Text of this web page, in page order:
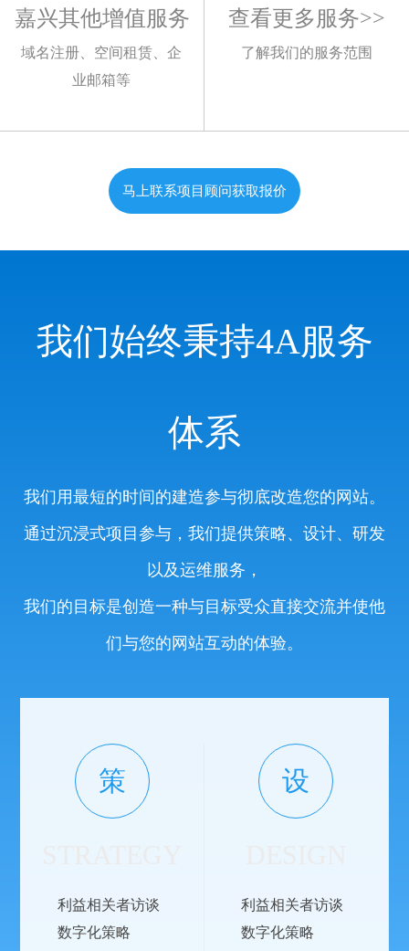
嘉兴其他增值服务
域名注册、空间租赁、企
业邮箱等
查看更多服务>>
了解我们的服务范围
马上联系项目顾问获取报价
我们始终秉持4A服务
体系
我们用最短的时间的建造参与彻底改造您的网站。
通过沉浸式项目参与，我们提供策略、设计、研发
以及运维服务，
我们的目标是创造一种与目标受众直接交流并使他
们与您的网站互动的体验。
策
利益相关者访谈
数字化策略
设
利益相关者访谈
数字化策略